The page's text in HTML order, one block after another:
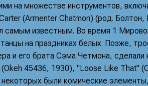
на множестве инструментов,
(Armenter Chatmon) (род.
известным. Во время 1
на праздниках белых. Позже,
и его брата Сэма Четмона, сделали
45436, 1930), "Loose Like That"
были комические